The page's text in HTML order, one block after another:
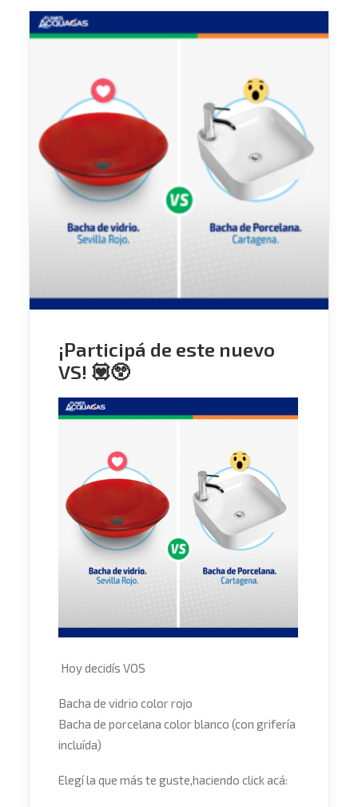
¡Participá de este nuevo
VS! 💟😲
Hoy decidís VOS
Bacha de vidrio color rojo
Bacha de porcelana color blanco (con grifería
incluída)
Elegí la que más te guste,haciendo click acá: